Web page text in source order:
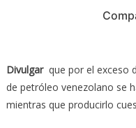
Divulgarque por el exceso
de petróleo venezolano se
mientras que producirlo